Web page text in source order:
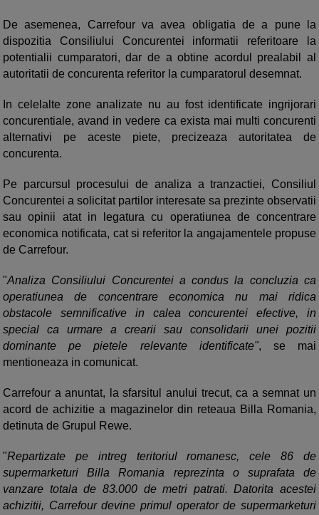
De asemenea, Carrefour va avea obligatia de a pune la
dispozitia Consiliului Concurentei informatii referitoare la
potentialii cumparatori, dar de a obtine acordul prealabil al
autoritatii de concurenta referitor la cumparatorul desemnat.
In celelalte zone analizate nu au fost identificate ingrijorari
concurentiale, avand in vedere ca exista mai multi concurenti
alternativi pe aceste piete, precizeaza autoritatea de
concurenta.
Pe parcursul procesului de analiza a tranzactiei, Consiliul
Concurentei a solicitat partilor interesate sa prezinte observatii
sau opinii atat in legatura cu operatiunea de concentrare
economica notificata, cat si referitor la angajamentele propuse
de Carrefour.
"Analiza Consiliului Concurentei a condus la concluzia ca
operatiunea de concentrare economica nu mai ridica
obstacole semnificative in calea concurentei efective, in
special ca urmare a crearii sau consolidarii unei pozitii
dominante pe pietele relevante identificate", se mai
mentioneaza in comunicat.
Carrefour a anuntat, la sfarsitul anului trecut, ca a semnat un
acord de achizitie a magazinelor din reteaua Billa Romania,
detinuta de Grupul Rewe.
"Repartizate pe intreg teritoriul romanesc, cele 86 de
supermarketuri Billa Romania reprezinta o suprafata de
vanzare totala de 83.000 de metri patrati. Datorita acestei
achizitii, Carrefour devine primul operator de supermarketuri